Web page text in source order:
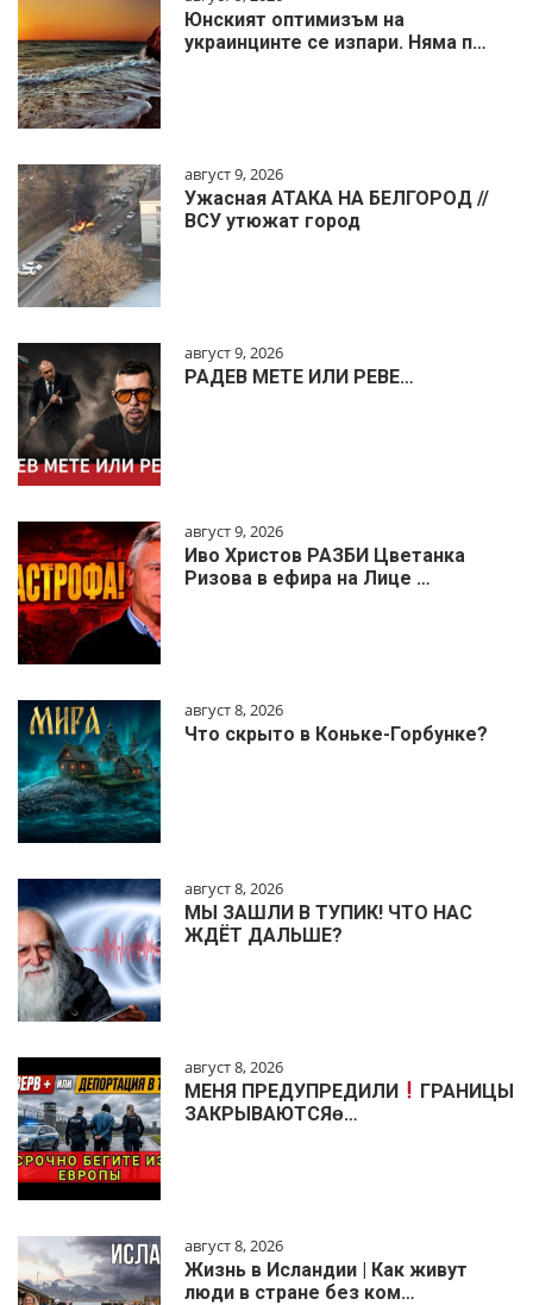
Юнският оптимизъм на
украинцинте се изпари. Няма п…
август 9, 2026
Ужасная АТАКА НА БЕЛГОРОД //
ВСУ утюжат город
август 9, 2026
РАДЕВ МЕТЕ ИЛИ РЕВЕ…
август 9, 2026
Иво Христов РАЗБИ Цветанка
Ризова в ефира на Лице …
август 8, 2026
Что скрыто в Коньке-Горбунке?
август 8, 2026
МЫ ЗАШЛИ В ТУПИК! ЧТО НАС
ЖДЁТ ДАЛЬШЕ?
август 8, 2026
МЕНЯ ПРЕДУПРЕДИЛИ
ГРАНИЦЫ
ЗАКРЫВАЮТСЯɵ…
август 8, 2026
Жизнь в Исландии | Как живут
люди в стране без ком…